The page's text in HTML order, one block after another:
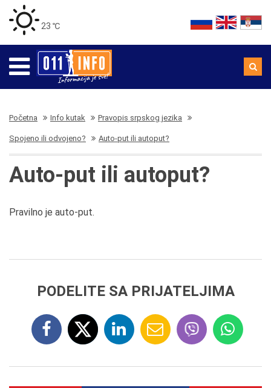
23 ℃
Početna Info kutak Pravopis srpskog jezika
Spojeno ili odvojeno? Auto-put ili autoput?
Auto-put ili autoput?
Pravilno je auto-put.
PODELITE SA PRIJATELJIMA